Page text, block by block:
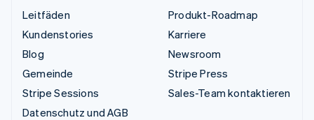
Leitfäden
Kundenstories
Blog
Gemeinde
Stripe Sessions
Datenschutz und AGB
Produkt-Roadmap
Karriere
Newsroom
Stripe Press
Sales-Team kontaktieren